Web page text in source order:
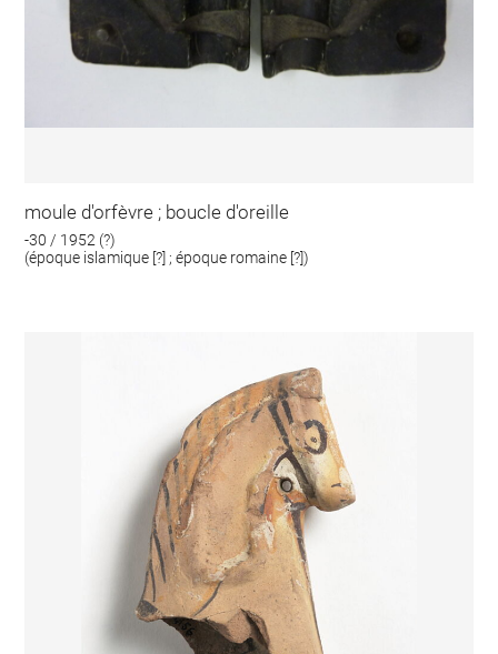
moule d'orfèvre ; boucle d'oreille
-30 / 1952 (?)
(époque islamique [?] ; époque romaine [?])